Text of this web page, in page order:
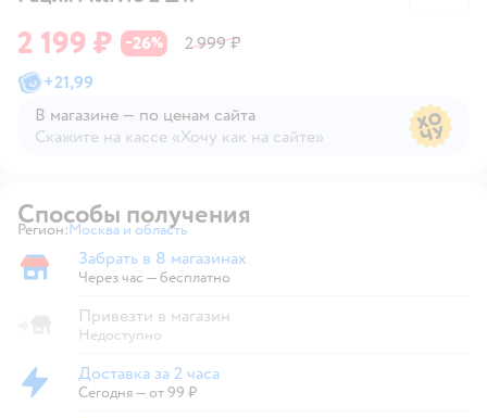
2 199 ₽ −26%
2 999 ₽
+21,99
В магазине — по ценам сайта
Скажите на кассе «Хочу как на сайте»
Способы получения
Регион: Выбор адреса доставки.
Москва и область
Забрать в магазине
Забрать в 8 магазинах
Через час — бесплатно
Привезти в магазин
Недоступно
Доставка за 2 часа
Доставка за 2 часа
Сегодня—от 99 ₽